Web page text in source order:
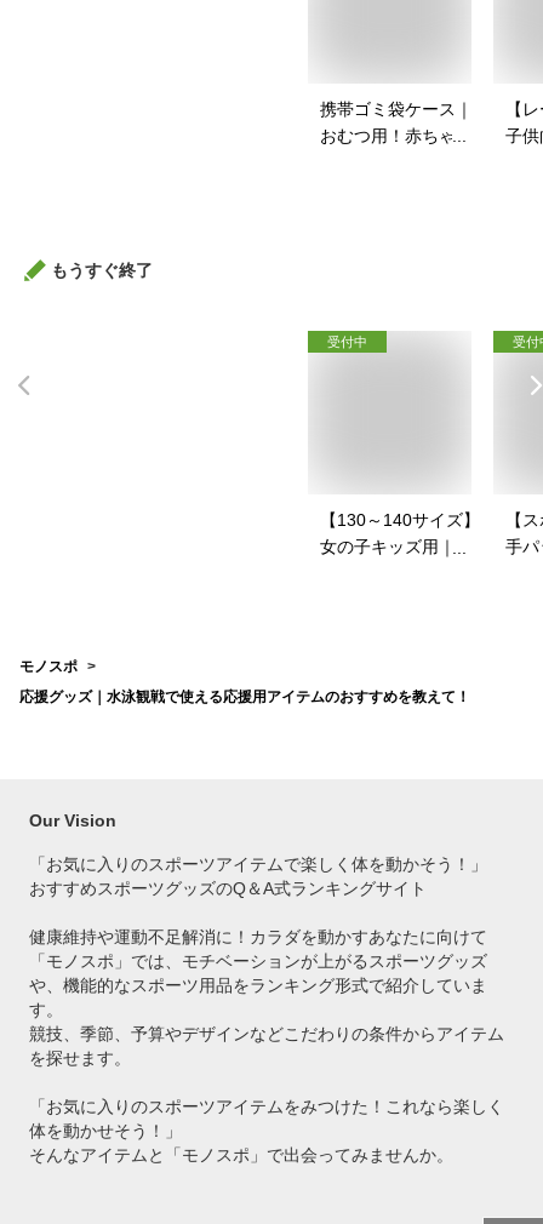
携帯ゴミ袋ケース｜
おむつ用！赤ちゃん
【
子供
もうすぐ終了
受付中
【130～140サイズ】
女の子キッズ用｜か
受付
【
手パ
モノスポ
応援グッズ｜水泳観戦で使える応援用アイテムのおすすめを教えて！
Our Vision
「お気に入りのスポーツアイテムで楽しく体を動かそう！」
おすすめスポーツグッズのQ＆A式ランキングサイト
健康維持や運動不足解消に！カラダを動かすあなたに向けて
「モノスポ」では、モチベーションが上がるスポーツグッズ
や、機能的なスポーツ用品をランキング形式で紹介していま
す。
競技、季節、予算やデザインなどこだわりの条件からアイテム
を探せます。
「お気に入りのスポーツアイテムをみつけた！これなら楽しく
体を動かせそう！」
そんなアイテムと「モノスポ」で出会ってみませんか。